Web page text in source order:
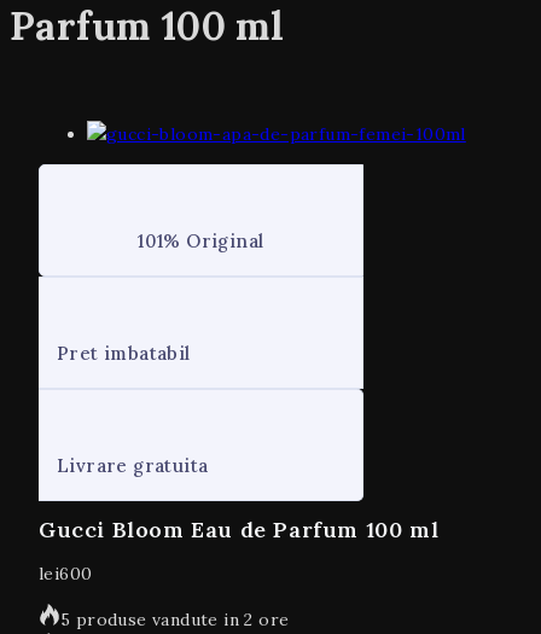
Parfum 100 ml
101% Original
Pret imbatabil
Livrare gratuita
Gucci Bloom Eau de Parfum 100 ml
lei600
5 produse vandute in 2 ore